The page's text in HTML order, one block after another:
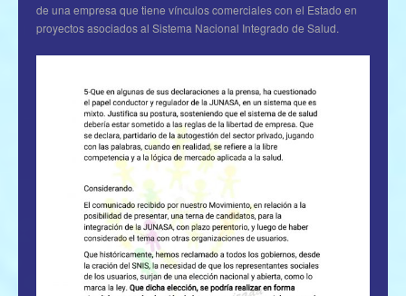
de una empresa que tiene vínculos comerciales con el Estado en
proyectos asociados al Sistema Nacional Integrado de Salud.